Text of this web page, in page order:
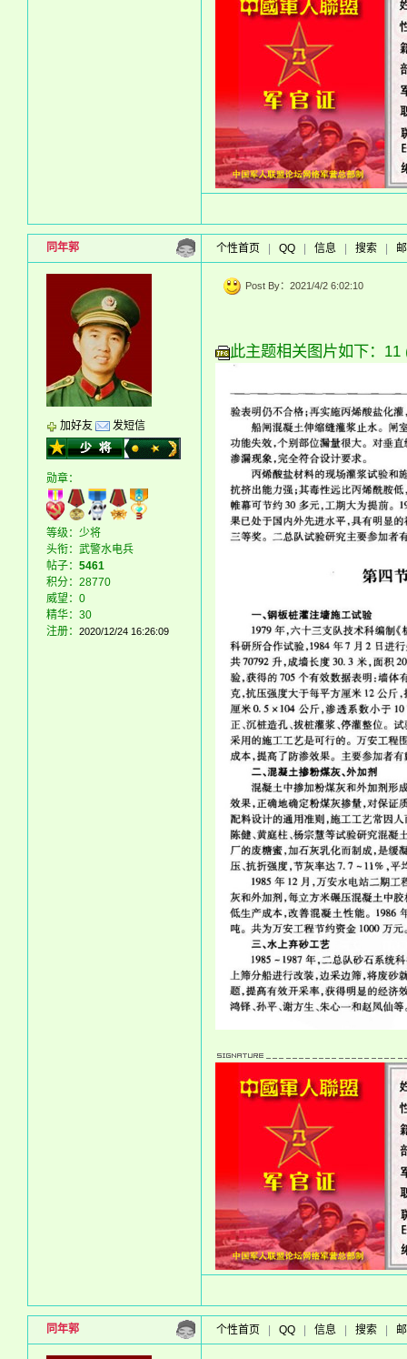
同年郭 个性首页 QQ 信息 搜索
加好友 发短信
勋章：
等级：少将
头衔：武警水电兵
帖子： 5461
积分：28770
威望：0
精华：30
注册：
2020/12/24 16:26:09
Post By：2021/4/2 6:02:10
此主题相关图片如下：11
同年郭 个性首页 QQ 信息 搜索